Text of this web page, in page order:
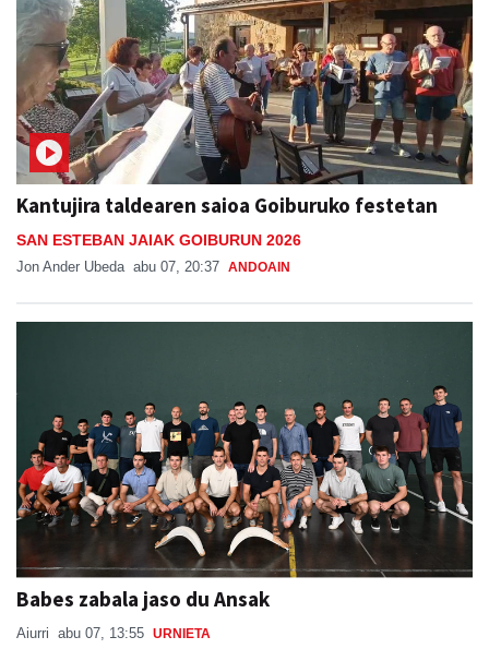
Kantujira taldearen saioa Goiburuko festetan
SAN ESTEBAN JAIAK GOIBURUN 2026
Jon Ander Ubeda abu 07, 20:37 ANDOAIN
Babes zabala jaso du Ansak
Aiurri abu 07, 13:55 URNIETA